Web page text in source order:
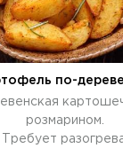
по-
розмарином.
Требует